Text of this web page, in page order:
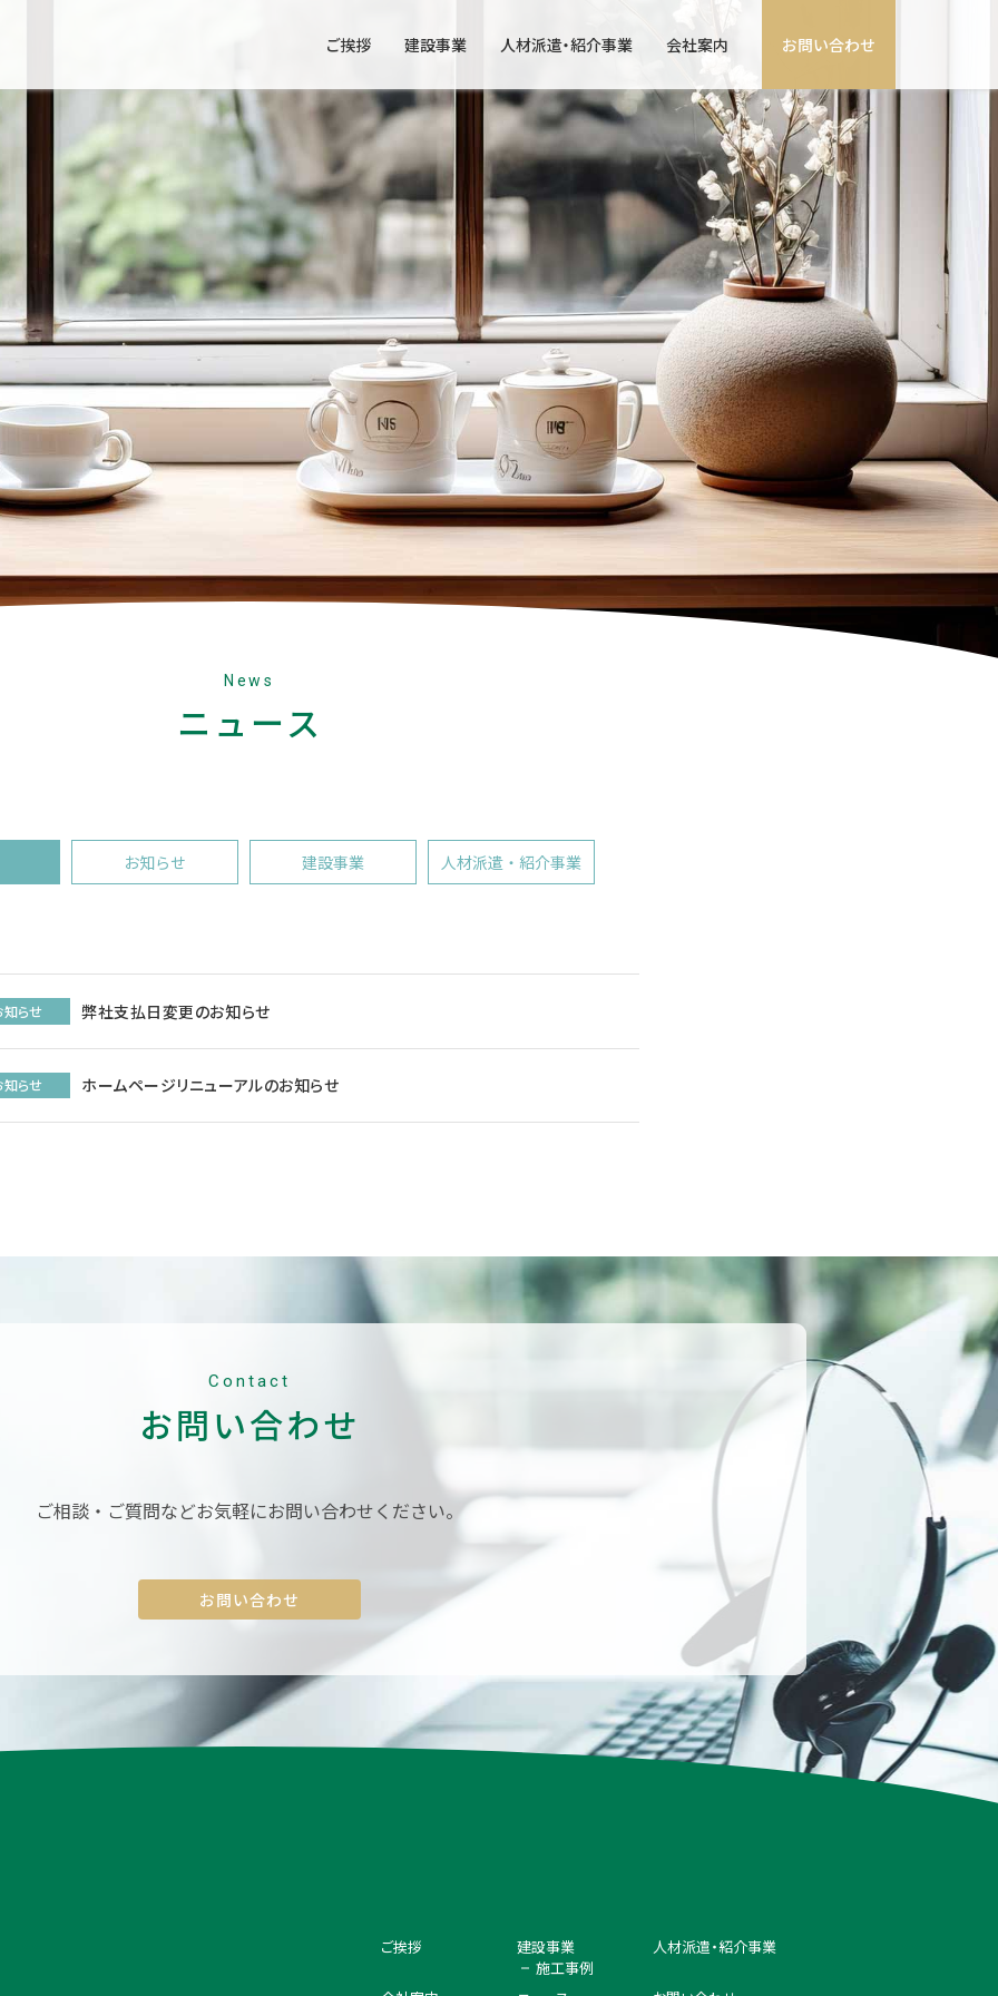
ご挨拶 建設事業 人材派遣・紹介事業 会社案内 お問い合わせ
News
ニュース
知らせ 弊社支払日変更のお知らせ
知らせ ホームページリニューアルのお知らせ
お知らせ 建設事業 人材派遣・紹介事業
Contact
お問い合わせ
ご相談・ご質問などお気軽にお問い合わせください。
お問い合わせ
ご挨拶
建設事業
施工事例
人材派遣・紹介事業